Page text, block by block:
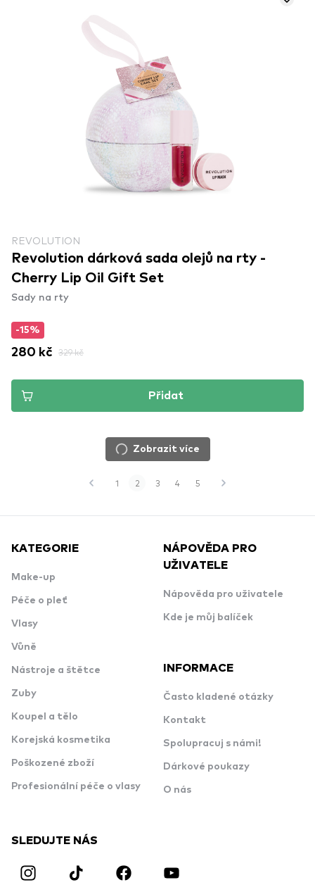
REVOLUTION
Revolution dárková sada olejů na rty -
Cherry Lip Oil Gift Set
Sady na rty
-15%
280 kč 329 kč
Přidat
Zobrazit více
1 2 3 4 5
KATEGORIE
Make-up
Péče o pleť
Vlasy
Vůně
Nástroje a štětce
Zuby
Koupel a tělo
Korejská kosmetika
Poškozené zboží
Profesionální péče o vlasy
NÁPOVĚDA PRO
UŽIVATELE
Nápověda pro uživatele
Kde je můj balíček
INFORMACE
Často kladené otázky
Kontakt
Spolupracuj s námi!
Dárkové poukazy
O nás
SLEDUJTE NÁS